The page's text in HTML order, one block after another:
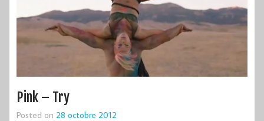
Pink – Try
Posted on 28 octobre 2012